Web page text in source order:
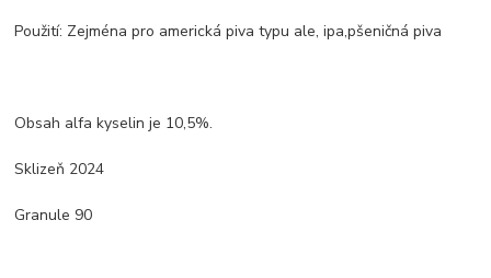
Použití: Zejména pro americká piva typu ale, ipa,pšeničná piva
Obsah alfa kyselin je 10,5%.
Sklizeň 2024
Granule 90